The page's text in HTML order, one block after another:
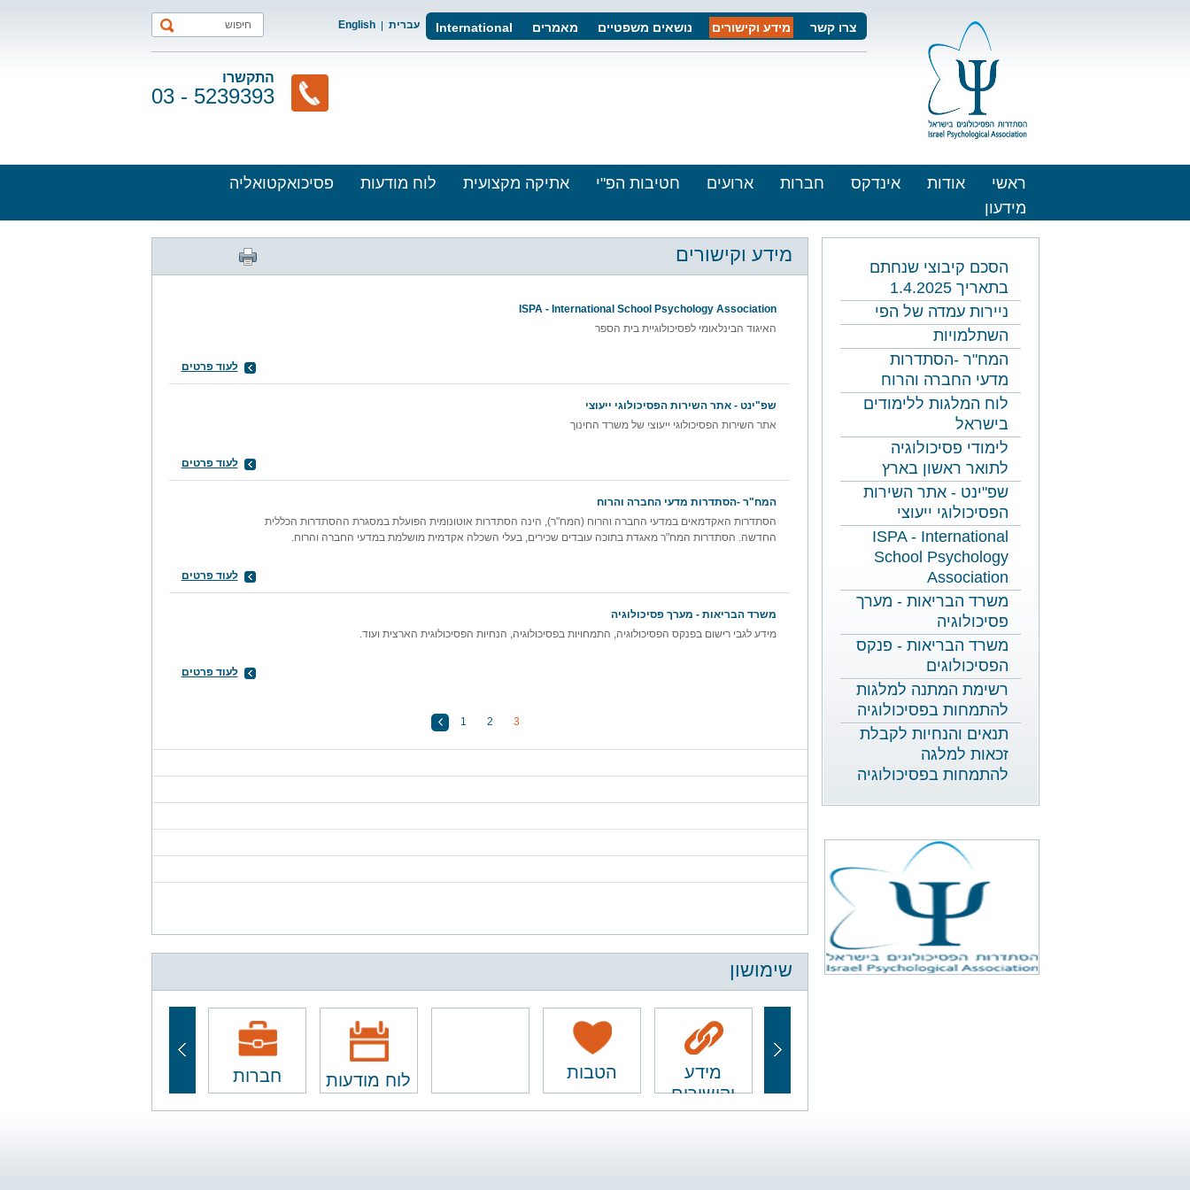
צרו קשר מידע וקישורים נושאים משפטיים מאמרים International עברית English
התקשרו
03 - 5239393
ראשי אודות אינדקס חברות ארועים חטיבות הפ"י אתיקה מקצועית לוח מודעות
פסיכואקטואליה
מידעון
הסכם קיבוצי שנחתם
בתאריך 1.4.2025
ניירות עמדה של הפי
השתלמויות
המח"ר -הסתדרות
מדעי החברה והרוח
לוח המלגות ללימודים
בישראל
לימודי פסיכולוגיה
לתואר ראשון בארץ
שפ"ינט - אתר השירות
הפסיכולוגי ייעוצי
ISPA - International
School Psychology
Association
משרד הבריאות - מערך
פסיכולוגיה
משרד הבריאות - פנקס
הפסיכולוגים
רשימת המתנה למלגות
להתמחות בפסיכולוגיה
תנאים והנחיות לקבלת
זכאות למלגה
להתמחות בפסיכולוגיה
מידע וקישורים
ISPA - International School Psychology Association
האיגוד הבינלאומי לפסיכולוגיית בית הספר
לעוד פרטים
שפ"ינט - אתר השירות הפסיכולוגי ייעוצי
אתר השירות הפסיכולוגי ייעוצי של משרד החינוך
לעוד פרטים
המח"ר -הסתדרות מדעי החברה והרוח
הסתדרות האקדמאים במדעי החברה והרוח (המח"ר), הינה הסתדרות אוטונומית הפועלת במסגרת ההסתדרות הכללית
החדשה. הסתדרות המח"ר מאגדת בתוכה עובדים שכירים, בעלי השכלה אקדמית מושלמת במדעי החברה והרוח.
לעוד פרטים
משרד הבריאות - מערך פסיכולוגיה
מידע לגבי רישום בפנקס הפסיכולוגיה, התמחויות בפסיכולוגיה, הנחיות הפסיכולוגית הארצית ועוד.
לעוד פרטים
1 2 3
שימושון
חברות לוח מודעות הטבות
מידע
וקישורים
משפטיים